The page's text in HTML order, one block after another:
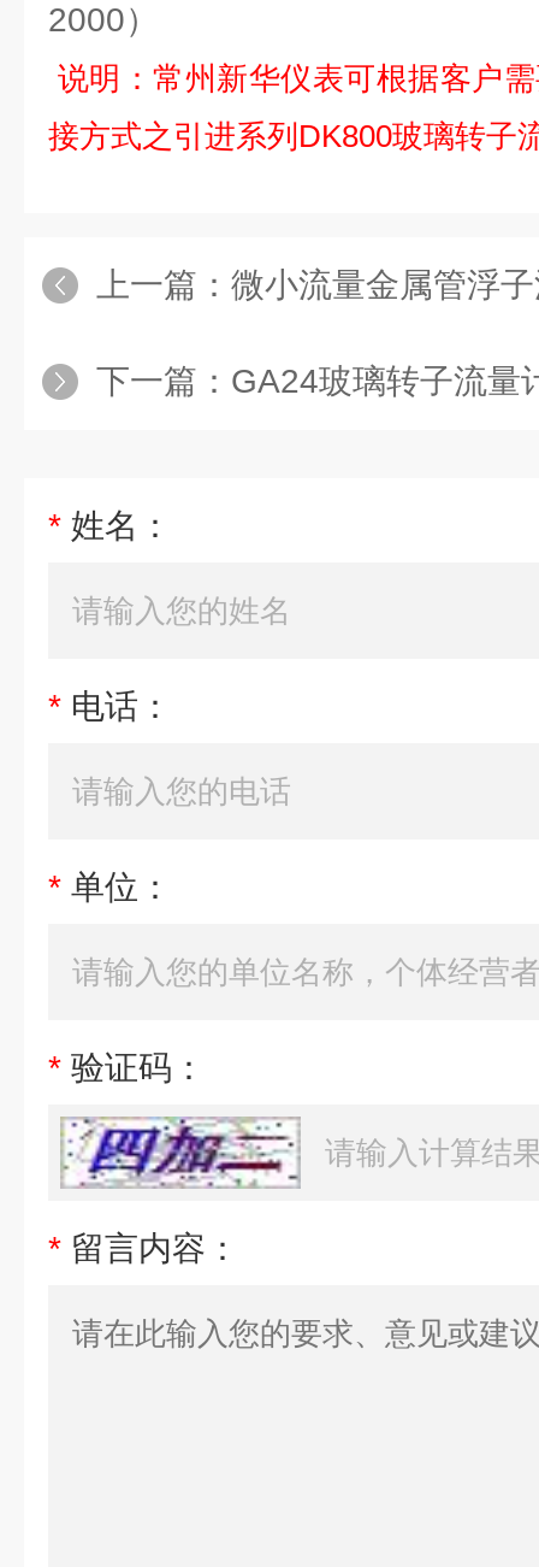
2000）
说明：常州新华仪表可根据客户
接方式之引进系列DK800玻璃转子
上一篇： 微小流量金属管浮
下一篇： GA24玻璃转子流量
* 姓名：
* 电话：
* 单位：
* 验证码：
* 留言内容：